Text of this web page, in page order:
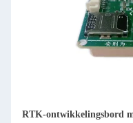
RTK-ontwikkelingsbord